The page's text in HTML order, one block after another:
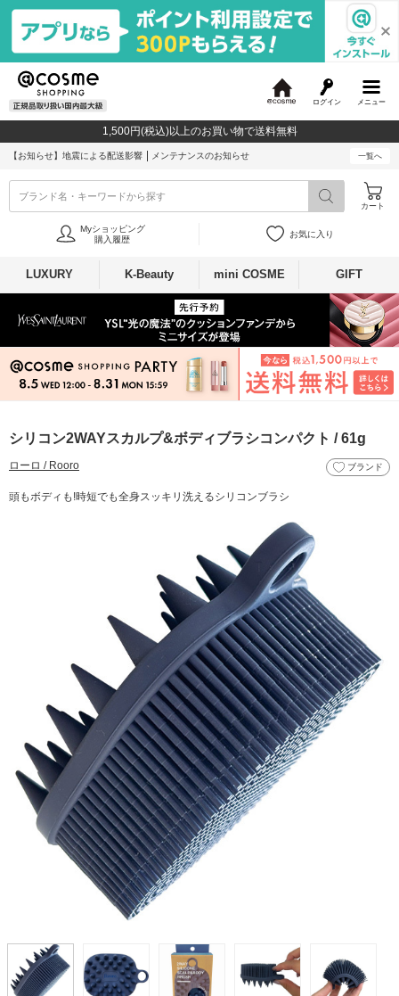
メニュー
ログイン
c
o
1,500円(税込)以上のお買い物で送料無料
【お知らせ】 地震による配送影響 メンテナンスのお知らせ 一覧へ
ブランド名・キーワードから探す
カート
Myショッピング
購入履歴
お気に入り
LUXURY K-Beauty mini COSME GIFT
シリコン2WAYスカルプ&ボディブラシコンパクト / 61g
ローロ / Rooro ブランド
頭もボディも!時短でも全身スッキリ洗えるシリコンブラシ